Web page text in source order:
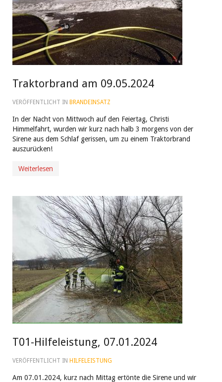
Traktorbrand am 09.05.2024
VERÖFFENTLICHT IN BRANDEINSATZ
In der Nacht von Mittwoch auf den Feiertag, Christi
Himmelfahrt, wurden wir kurz nach halb 3 morgens von der
Sirene aus dem Schlaf gerissen, um zu einem Traktorbrand
auszurücken!
Weiterlesen
T01-Hilfeleistung, 07.01.2024
VERÖFFENTLICHT IN HILFELEISTUNG
Am 07.01.2024, kurz nach Mittag ertönte die Sirene und wir